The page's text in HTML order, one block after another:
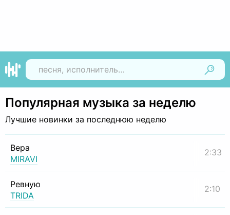
Популярная музыка за неделю
Лучшие новинки за последнюю неделю
Вера
MIRAVI
2:33
Ревную
TRIDA
2:10